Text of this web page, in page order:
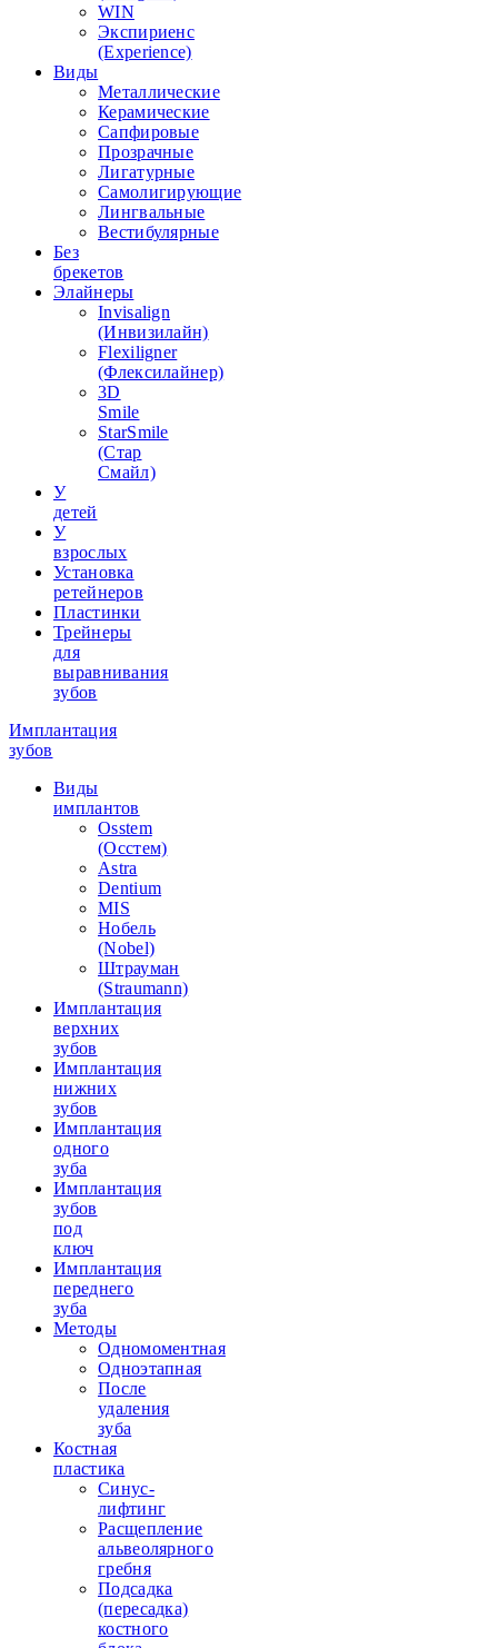
WIN
Экспириенс
(Experience)
Виды
Металлические
Керамические
Сапфировые
Прозрачные
Лигатурные
Самолигирующие
Лингвальные
Вестибулярные
Без
брекетов
Элайнеры
Invisalign
(Инвизилайн)
Flexiligner
(Флексилайнер)
3D
Smile
StarSmile
(Стар
Смайл)
У
детей
У
взрослых
Установка
ретейнеров
Пластинки
Трейнеры
для
выравнивания
зубов
Имплантация
зубов
Виды
имплантов
Osstem
(Осстем)
Astra
Dentium
MIS
Нобель
(Nobel)
Штрауман
(Straumann)
Имплантация
верхних
зубов
Имплантация
нижних
зубов
Имплантация
одного
зуба
Имплантация
зубов
под
ключ
Имплантация
переднего
зуба
Методы
Одномоментная
Одноэтапная
После
удаления
зуба
Костная
пластика
Синус-
лифтинг
Расщепление
альвеолярного
гребня
Подсадка
(пересадка)
костного